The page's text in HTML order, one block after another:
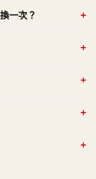
為每小時 28 公升、可
可改變氣泡強弱。氣
一次？
水（6 公升鋼瓶約可
從主機上方的洩壓
。